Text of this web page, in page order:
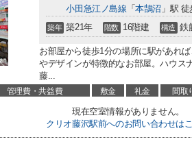
小田急江ノ島線 「本鵠沼 」駅
築年 築21年 階数 16階建 構造 鉄
お部屋から徒歩1分の場所に駅があれ
やデザインが特徴的なお部屋。ハウ
藤...
管理費・共益費 敷金 礼金 間取
現在空室情報がありません。
クリオ藤沢駅前へのお問い合わせは